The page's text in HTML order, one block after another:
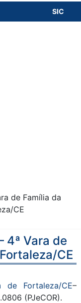
SIC
de Família da
CE
4ª Vara de
CE
Fortaleza/CE–
(PJeCOR).